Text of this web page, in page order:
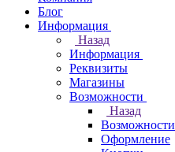
Блог
Информация
Назад
Информация
Реквизиты
Магазины
Возможности
Назад
Возможности
Оформление